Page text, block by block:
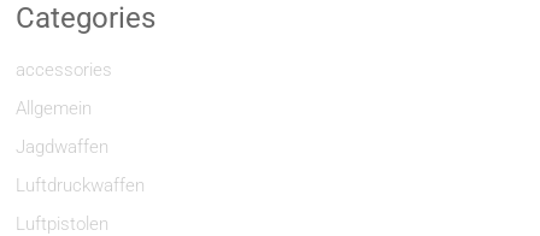
Categories
accessories
Allgemein
Jagdwaffen
Luftdruckwaffen
Luftpistolen